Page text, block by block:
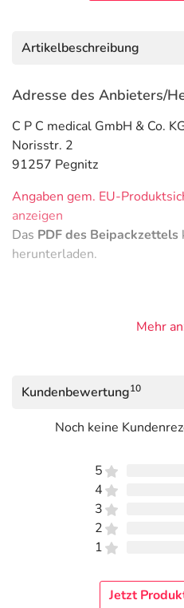
Artikelbeschreibung
Adresse des Anbieters/
C P C medical GmbH & Co.
Norisstr. 2
91257 Pegnitz
Angaben gem. EU-
anzeigen
Das PDF des Beipackzettels
herunterladen.
Mehr
Kundenbewertung10
Noch keine
5
4
3
2
1
Jetzt